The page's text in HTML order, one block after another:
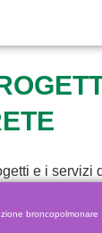
e i servizi
broncopolmonare